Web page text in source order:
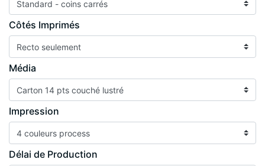
Côtés Imprimés
Média
Impression
Délai de Production